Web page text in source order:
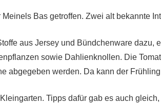
Bas getroffen. Zwei alt bekannte
aus Jersey und Bündchenware dazu,
sowie Dahlienknollen. Die
abgegeben werden. Da kann der
Tipps dafür gab es auch